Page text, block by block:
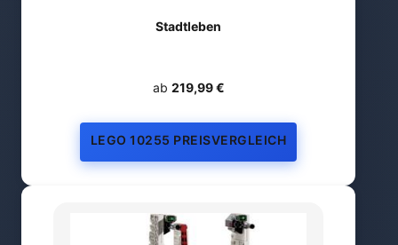
Stadtleben
ab 219,99 €
LEGO 10255 PREISVERGLEICH